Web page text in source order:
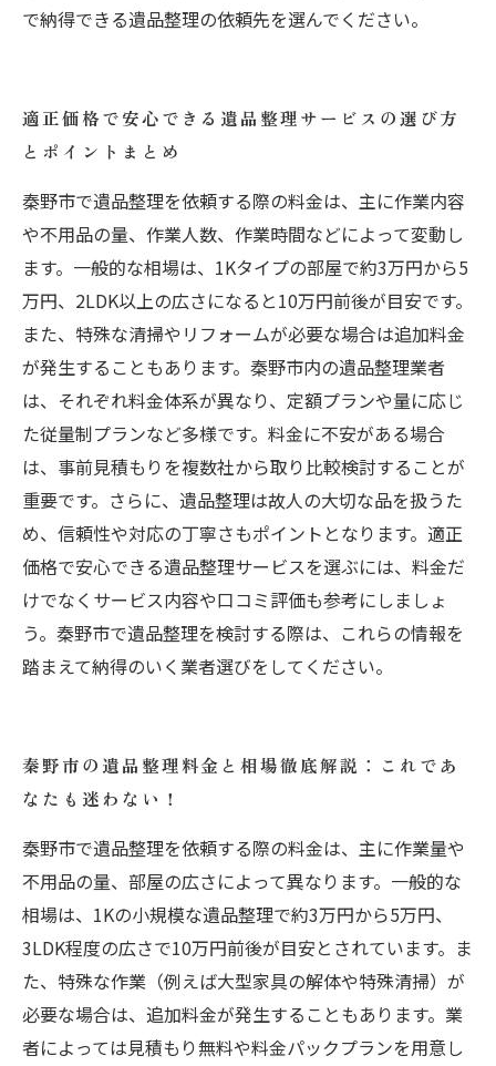
で納得できる遺品整理の依頼先を選んでください。
適正価格で安心できる遺品整理サービスの選び方
とポイントまとめ
秦野市で遺品整理を依頼する際の料金は、主に作業内容
や不用品の量、作業人数、作業時間などによって変動し
ます。一般的な相場は、1Kタイプの部屋で約3万円から5
万円、2LDK以上の広さになると10万円前後が目安です。
また、特殊な清掃やリフォームが必要な場合は追加料金
が発生することもあります。秦野市内の遺品整理業者
は、それぞれ料金体系が異なり、定額プランや量に応じ
た従量制プランなど多様です。料金に不安がある場合
は、事前見積もりを複数社から取り比較検討することが
重要です。さらに、遺品整理は故人の大切な品を扱うた
め、信頼性や対応の丁寧さもポイントとなります。適正
価格で安心できる遺品整理サービスを選ぶには、料金だ
けでなくサービス内容や口コミ評価も参考にしましょ
う。秦野市で遺品整理を検討する際は、これらの情報を
踏まえて納得のいく業者選びをしてください。
秦野市の遺品整理料金と相場徹底解説：これであ
なたも迷わない！
秦野市で遺品整理を依頼する際の料金は、主に作業量や
不用品の量、部屋の広さによって異なります。一般的な
相場は、1Kの小規模な遺品整理で約3万円から5万円、
3LDK程度の広さで10万円前後が目安とされています。ま
た、特殊な作業（例えば大型家具の解体や特殊清掃）が
必要な場合は、追加料金が発生することもあります。業
者によっては見積もり無料や料金パックプランを用意し